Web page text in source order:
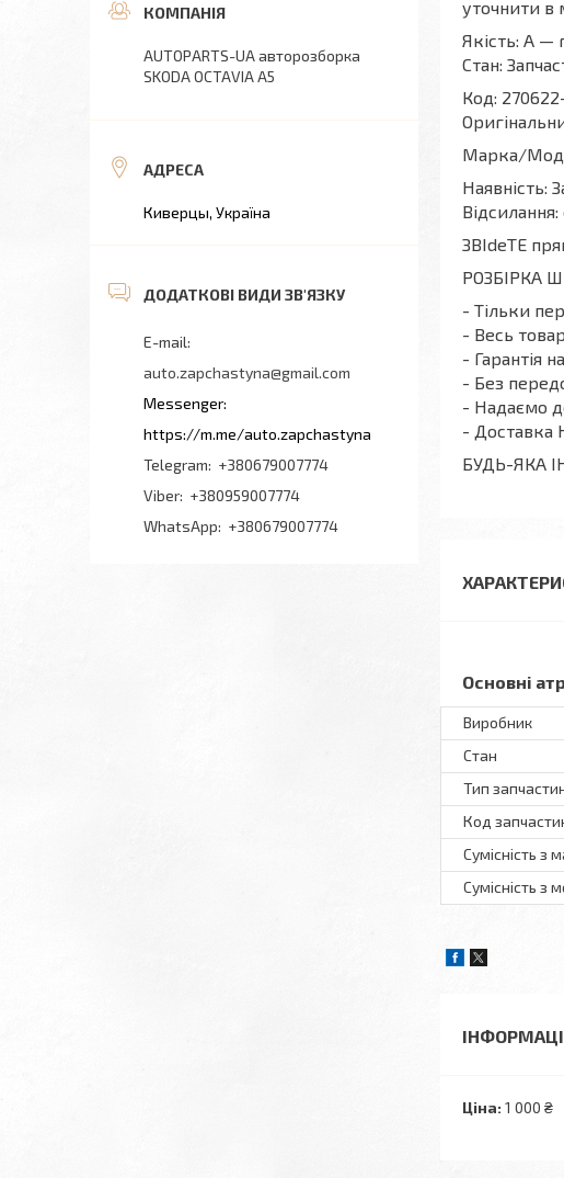
уточнити в
Якість: А —
Стан:
Код:
Марка/
Наявність:
Відсилання:
ЗВІdeТЕ
РОЗБІРКА
- Тільки
- Весь
- Гарантія
- Без
- Надаємо
- Доставка
БУДЬ-ЯКА
Основні
Виробник
Стан
Тип
Код
Сумісність з
Сумісність з
Ціна: 1 000 ₴
AUTOPARTS-UA авторозборка
SKODA OCTAVIA A5
Киверцы, Україна
auto.zapchastyna@gmail.com
https://m.me/auto.zapchastyna
+380679007774
+380959007774
+380679007774